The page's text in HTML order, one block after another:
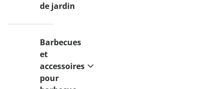
de jardin
Barbecues
et
accessoires
pour